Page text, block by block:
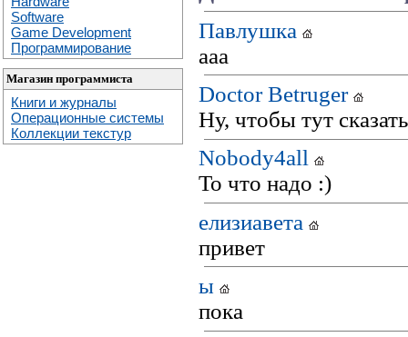
Software
Game Development
Программирование
Магазин программиста
Книги и журналы
Операционные системы
Коллекции текстур
Павлушка
aaa
Doctor Betruger
Ну, чтобы тут
Nobody4all
То что надо :)
елизиавета
привет
ы
пока